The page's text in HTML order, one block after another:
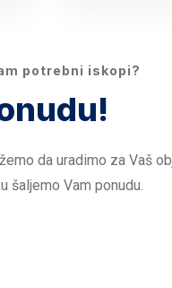
potrebni iskopi?
da uradimo za Vaš
šaljemo Vam ponudu.